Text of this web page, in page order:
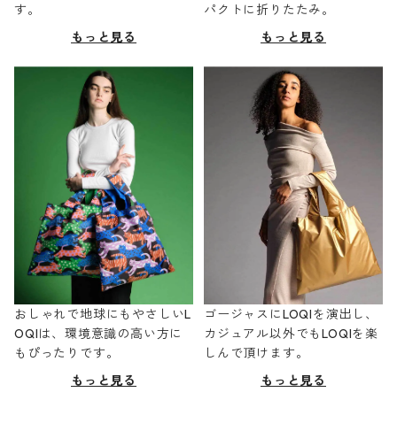
す。
もっと見る
パクトに折りたたみ。
もっと見る
おしゃれで地球にもやさしいL
OQIは、環境意識の高い方に
もぴったりです。
もっと見る
ゴージャスにLOQIを演出し、
カジュアル以外でもLOQIを楽
しんで頂けます。
もっと見る